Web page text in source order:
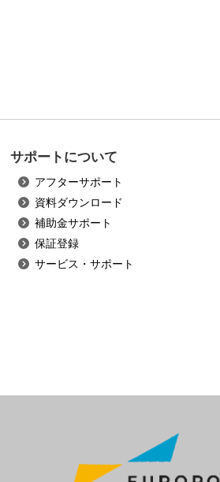
サポートについて
アフターサポート
資料ダウンロード
補助金サポート
保証登録
サービス・サポート